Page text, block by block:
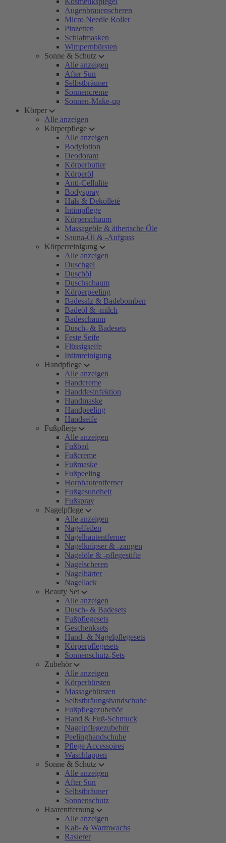
Augenbrauenscheren
Micro Needle Roller
Pinzetten
Schlafmasken
Wimpernbürsten
Sonne & Schutz
Alle anzeigen
After Sun
Selbstbräuner
Sonnencreme
Sonnen-Make-up
Körper
Alle anzeigen
Körperpflege
Alle anzeigen
Bodylotion
Deodorant
Körperbutter
Körperöl
Anti-Cellulite
Bodyspray
Hals & Dekolleté
Intimpflege
Körperschaum
Massageöle & ätherische Öle
Sauna-Öl & -Aufguss
Körperreinigung
Alle anzeigen
Duschgel
Duschöl
Duschschaum
Körperpeeling
Badesalz & Badebomben
Badeöl & -milch
Badeschaum
Dusch- & Badesets
Feste Seife
Flüssigseife
Intimreinigung
Handpflege
Alle anzeigen
Handcreme
Handdesinfektion
Handmaske
Handpeeling
Handseife
Fußpflege
Alle anzeigen
Fußbad
Fußcreme
Fußmaske
Fußpeeling
Hornhautentferner
Fußgesundheit
Fußspray
Nagelpflege
Alle anzeigen
Nagelfeilen
Nagelhautentferner
Nagelknipser & -zangen
Nagelöle & -pflegestifte
Nagelscheren
Nagelhärter
Nagellack
Beauty Set
Alle anzeigen
Dusch- & Badesets
Fußpflegesets
Geschenksets
Hand- & Nagelpflegesets
Körperpflegesets
Sonnenschutz-Sets
Zubehör
Alle anzeigen
Körperbürsten
Massagebürsten
Selbstbräungshandschuhe
Fußpflegezubehör
Hand & Fuß-Schmuck
Nagelpflegezubehör
Peelinghandschuhe
Pflege Accessoires
Waschlappen
Sonne & Schutz
Alle anzeigen
After Sun
Selbstbräuner
Sonnenschutz
Haarentfernung
Alle anzeigen
Kalt- & Warmwachs
Rasierer